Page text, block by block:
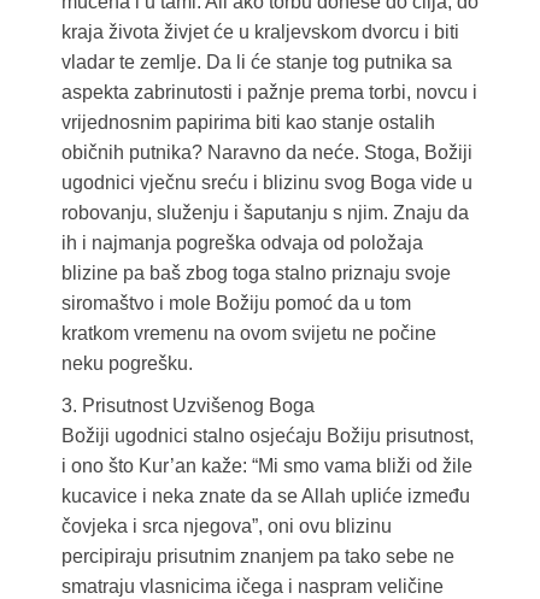
kraja života živjet će u kraljevskom dvorcu i biti
vladar te zemlje. Da li će stanje tog putnika sa
aspekta zabrinutosti i pažnje prema torbi, novcu i
vrijednosnim papirima biti kao stanje ostalih
običnih putnika? Naravno da neće. Stoga, Božiji
ugodnici vječnu sreću i blizinu svog Boga vide u
robovanju, služenju i šaputanju s njim. Znaju da
ih i najmanja pogreška odvaja od položaja
blizine pa baš zbog toga stalno priznaju svoje
siromaštvo i mole Božiju pomoć da u tom
kratkom vremenu na ovom svijetu ne počine
neku pogrešku.
3. Prisutnost Uzvišenog Boga
Božiji ugodnici stalno osjećaju Božiju prisutnost,
i ono što Kur’an kaže: “Mi smo vama bliži od žile
kucavice i neka znate da se Allah upliće između
čovjeka i srca njegova”, oni ovu blizinu
percipiraju prisutnim znanjem pa tako sebe ne
smatraju vlasnicima ičega i naspram veličine